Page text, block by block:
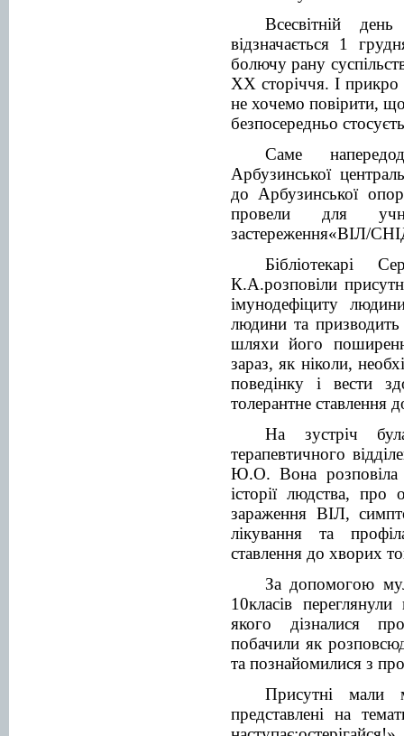
Всесвітній
відзначається 1
болючу рану
ХХ сторіччя. І прикро
не хочемо повірити,
безпосередньо
Саме
Арбузинської
до Арбузинської
провели для
застереження«ВІЛ/
Бібліотекарі
К.А.розповіли
імунодефіциту
людини та
шляхи його
зараз, як ніколи,
поведінку і вести
толерантне ставлення
На зустріч
терапевтичного
Ю.О. Вона
історії людства, про
зараження ВІЛ,
лікування та
ставлення до хворих
За допомогою
10класів
якого дізналися
побачили як
та познайомилися з
Присутні мали
представлені на